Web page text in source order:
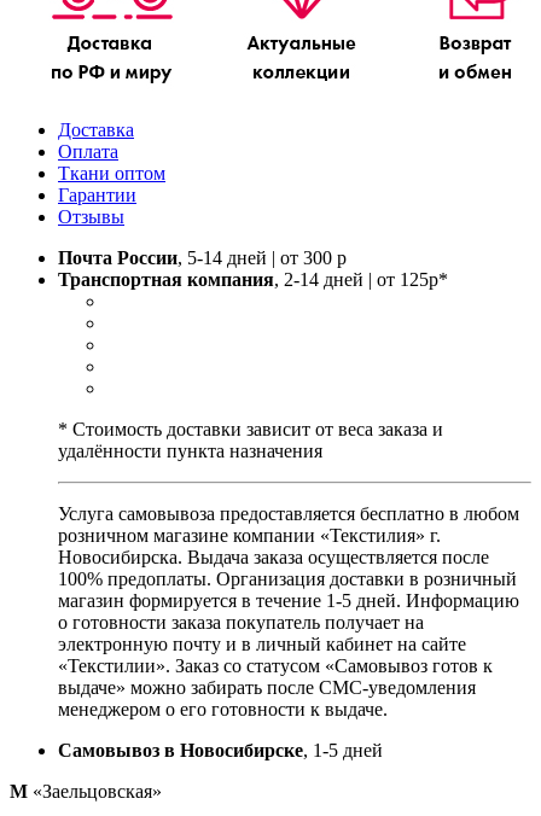
Доставка
Оплата
Ткани оптом
Гарантии
Отзывы
Почта России, 5-14 дней | от 300 р
Транспортная компания, 2-14 дней | от 125р*
* Стоимость доставки зависит от веса заказа и
удалённости пункта назначения
Услуга самовывоза предоставляется бесплатно в любом
розничном магазине компании «Текстилия» г.
Новосибирска. Выдача заказа осуществляется после
100% предоплаты. Организация доставки в розничный
магазин формируется в течение 1-5 дней. Информацию
о готовности заказа покупатель получает на
электронную почту и в личный кабинет на сайте
«Текстилии». Заказ со статусом «Самовывоз готов к
выдаче» можно забирать после СМС-уведомления
менеджером о его готовности к выдаче.
Самовывоз в Новосибирске, 1-5 дней
М «Заельцовская»